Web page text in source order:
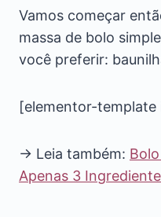
Vamos começar
massa de bolo
você preferir:
[elementor-template
→ Leia também:
Apenas 3